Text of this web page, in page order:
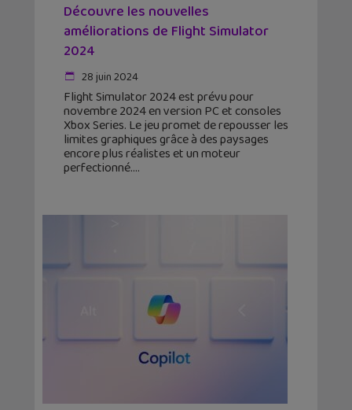
Découvre les nouvelles
améliorations de Flight Simulator
2024
28 juin 2024
Flight Simulator 2024 est prévu pour
novembre 2024 en version PC et consoles
Xbox Series. Le jeu promet de repousser les
limites graphiques grâce à des paysages
encore plus réalistes et un moteur
perfectionné.